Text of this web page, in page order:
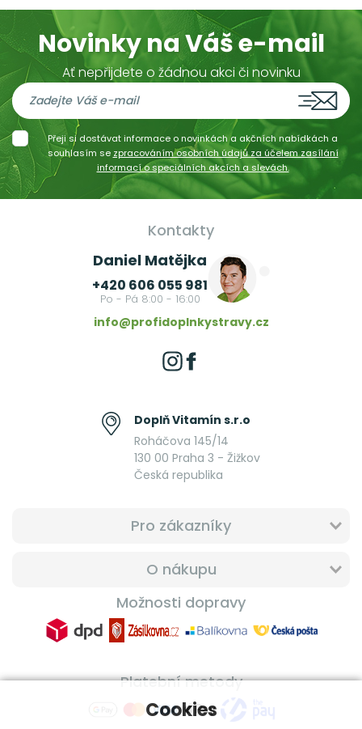
Novinky na Váš e-mail
Ať nepřijdete o žádnou akci či novinku
Přeji si dostávat informace o novinkách a akčních nabídkách a
souhlasím se zpracováním osobních údajů za účelem zasílání
informací o speciálních akcích a slevách.
Kontakty
Daniel Matějka
+420 606 055 981
Po - Pá 8:00 - 16:00
info@profidoplnkystravy.cz
Doplň Vitamín s.r.o
Roháčova 145/14
130 00 Praha 3 - Žižkov
Česká republika
Pro zákazníky
O nákupu
Možnosti dopravy
Platební metody
Cookies